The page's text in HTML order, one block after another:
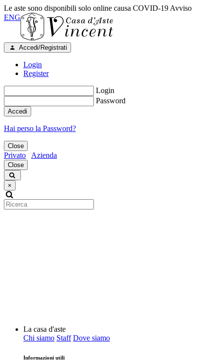
Le aste sono disponibili solo online causa COVID-19 Avviso
ENG
Accedi/Registrati
Login
Register
Login
Password
Accedi
Hai perso la Password?
Close
Privato Azienda
Close
×
La casa d'aste
Chi siamo Staff Dove siamo
Informazioni utili